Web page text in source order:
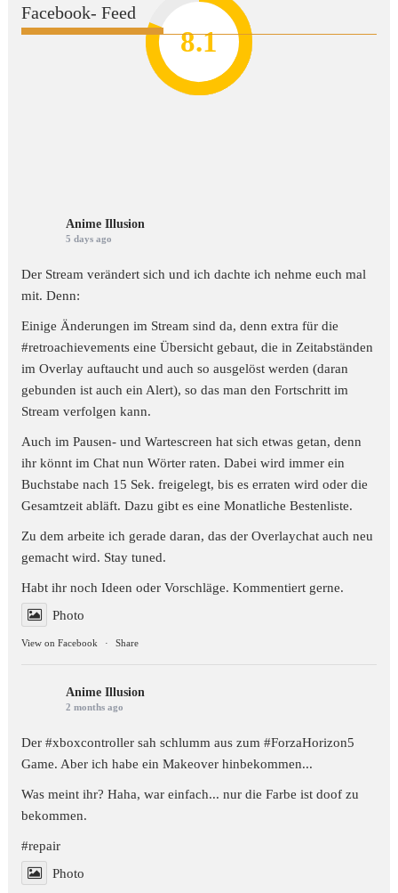
8.2
7.8
7.1
7
8.1
Facebook- Feed
Anime Illusion
5 days ago
Der Stream verändert sich und ich dachte ich nehme euch mal
mit. Denn:
Einige Änderungen im Stream sind da, denn extra für die
#retroachievements eine Übersicht gebaut, die in Zeitabständen
im Overlay auftaucht und auch so ausgelöst werden (daran
gebunden ist auch ein Alert), so das man den Fortschritt im
Stream verfolgen kann.
Auch im Pausen- und Wartescreen hat sich etwas getan, denn
ihr könnt im Chat nun Wörter raten. Dabei wird immer ein
Buchstabe nach 15 Sek. freigelegt, bis es erraten wird oder die
Gesamtzeit abläft. Dazu gibt es eine Monatliche Bestenliste.
Zu dem arbeite ich gerade daran, das der Overlaychat auch neu
gemacht wird. Stay tuned.
Habt ihr noch Ideen oder Vorschläge. Kommentiert gerne.
Photo
View on Facebook · Share
Anime Illusion
2 months ago
Der #xboxcontroller sah schlumm aus zum#ForzaHorizon5
Game. Aber ich habe ein Makeover hinbekommen...
Was meint ihr? Haha, war einfach... nur die Farbe ist doof zu
bekommen.
#repair
Photo